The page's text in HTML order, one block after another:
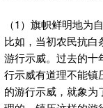
（1）旗帜鲜明地为
比如，当初农民抗白
游行示威。过去的十
行示威有道理不能镇
的游行示威，就象为